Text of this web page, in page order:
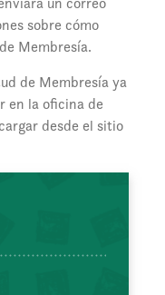
sobre cómo
Membresía.
de Membresía ya
en la oficina de
desde el sitio